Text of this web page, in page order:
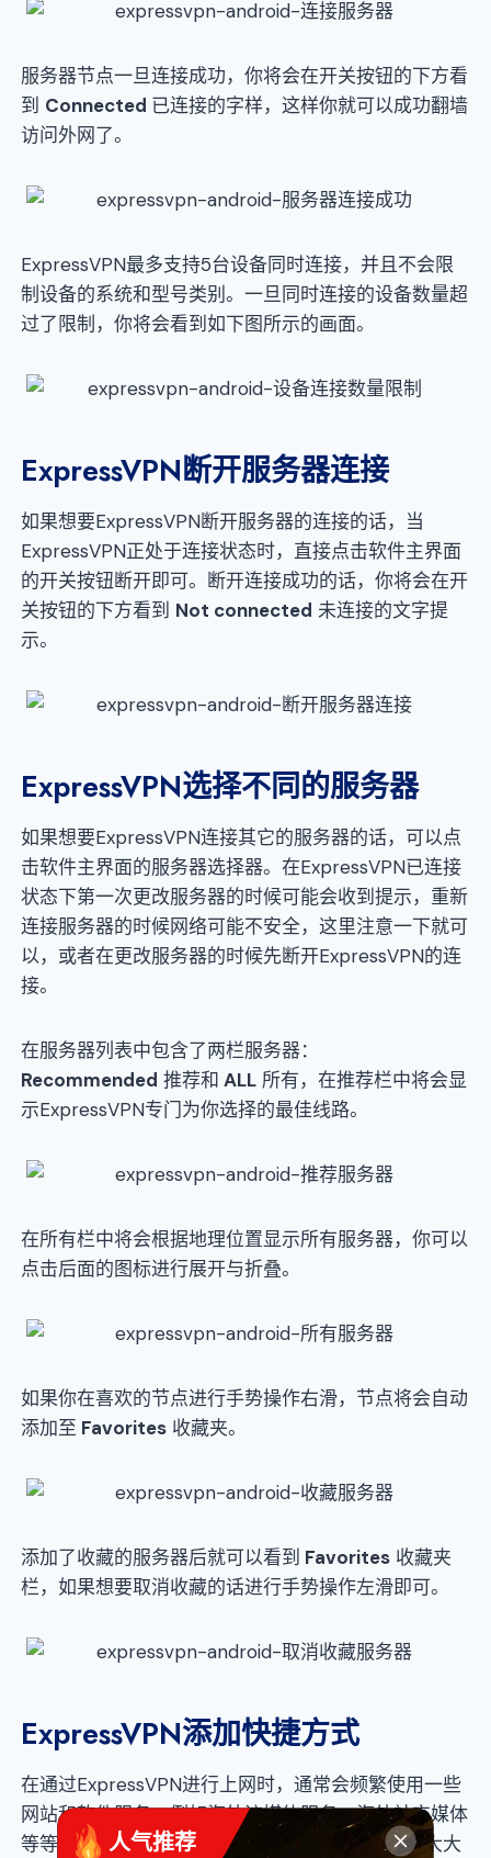
服务器节点一旦连接成功，你将会在开关按钮的下方看
到 Connected 已连接的字样，这样你就可以成功翻墙
访问外网了。
ExpressVPN最多支持5台设备同时连接，并且不会限
制设备的系统和型号类别。一旦同时连接的设备数量超
过了限制，你将会看到如下图所示的画面。
ExpressVPN断开服务器连接
如果想要ExpressVPN断开服务器的连接的话，当
ExpressVPN正处于连接状态时，直接点击软件主界面
的开关按钮断开即可。断开连接成功的话，你将会在开
关按钮的下方看到 Not connected 未连接的文字提
示。
ExpressVPN选择不同的服务器
如果想要ExpressVPN连接其它的服务器的话，可以点
击软件主界面的服务器选择器。在ExpressVPN已连接
状态下第一次更改服务器的时候可能会收到提示，重新
连接服务器的时候网络可能不安全，这里注意一下就可
以，或者在更改服务器的时候先断开ExpressVPN的连
接。
在服务器列表中包含了两栏服务器：
Recommended 推荐和 ALL 所有，在推荐栏中将会显
示ExpressVPN专门为你选择的最佳线路。
在所有栏中将会根据地理位置显示所有服务器，你可以
点击后面的图标进行展开与折叠。
如果你在喜欢的节点进行手势操作右滑，节点将会自动
添加至 Favorites 收藏夹。
添加了收藏的服务器后就可以看到 Favorites 收藏夹
栏，如果想要取消收藏的话进行手势操作左滑即可。
ExpressVPN添加快捷方式
在通过ExpressVPN进行上网时，通常会频繁使用一些
网站和软件服务，例如海外流媒体服务、海外社交媒体
等等。ExpressVPN就为用户考虑到了这一点，这大大
人气推荐